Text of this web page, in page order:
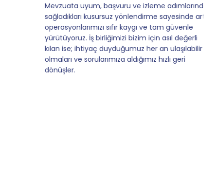
Mevzuata uyum, başvuru ve izleme adımlarında
sağladıkları kusursuz yönlendirme sayesinde artık
operasyonlarımızı sıfır kaygı ve tam güvenle
yürütüyoruz. İş birliğimizi bizim için asıl değerli
kılan ise; ihtiyaç duyduğumuz her an ulaşılabilir
olmaları ve sorularımıza aldığımız hızlı geri
dönüşler.